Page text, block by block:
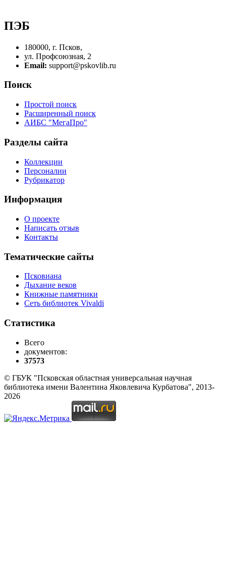
ПЭБ
180000, г. Псков,
ул. Профсоюзная, 2
Email: support@pskovlib.ru
Поиск
Простой поиск
Расширенный поиск
АИБС "МегаПро"
Разделы сайта
Коллекции
Персоналии
Рубрикатор
Информация
О проекте
Написать отзыв
Контакты
Тематические сайты
Псковиана
Дыхание веков
Книжные памятники
Сеть библиотек Vivaldi
Статистика
Всего
документов:
37573
© ГБУК "Псковская областная универсальная научная
библиотека имени Валентина Яковлевича Курбатова", 2013-
2026